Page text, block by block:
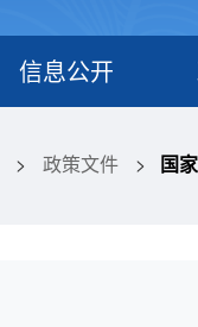
信息公开
> 政策文件 > 国